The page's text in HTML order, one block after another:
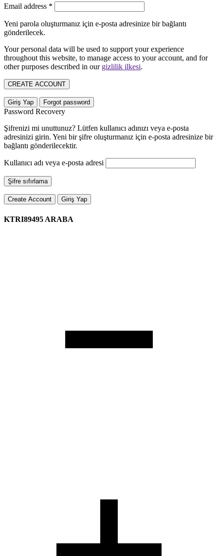
Email address *
Yeni parola oluşturmanız için e-posta adresinize bir bağlantı
gönderilecek.
Your personal data will be used to support your experience
throughout this website, to manage access to your account, and for
other purposes described in our gizlilik ilkesi.
CREATE ACCOUNT
Giriş Yap Forgot password
Password Recovery
Şifrenizi mi unuttunuz? Lütfen kullanıcı adınızı veya e-posta
adresinizi girin. Yeni bir şifre oluşturmanız için e-posta adresinize bir
bağlantı gönderilecektir.
Kullanıcı adı veya e-posta adresi
Şifre sıfırlama
Create Account Giriş Yap
KTRI89495 ARABA